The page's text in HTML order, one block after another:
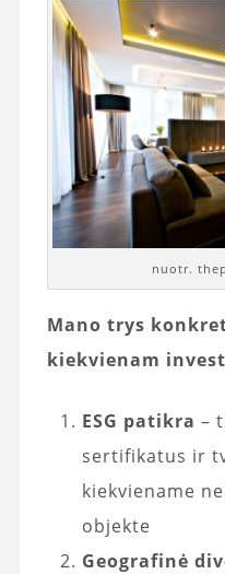
nuotr.
Mano trys
kiekvienam
ESG patikra –
sertifikatus ir
kiekviename
objekte
Geografinė